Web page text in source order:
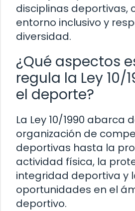
disciplinas deportivas,
entorno inclusivo y
diversidad.
¿Qué aspectos
regula la Ley 10/
el deporte?
La Ley 10/1990 abarca
organización de
deportivas hasta la
actividad física, la
integridad deportiva y
oportunidades en el
deportivo.